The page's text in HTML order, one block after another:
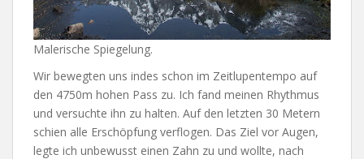
Malerische Spiegelung.
Wir bewegten uns indes schon im Zeitlupentempo auf
den 4750m hohen Pass zu. Ich fand meinen Rhythmus
und versuchte ihn zu halten. Auf den letzten 30 Metern
schien alle Erschöpfung verflogen. Das Ziel vor Augen,
legte ich unbewusst einen Zahn zu und wollte, nach